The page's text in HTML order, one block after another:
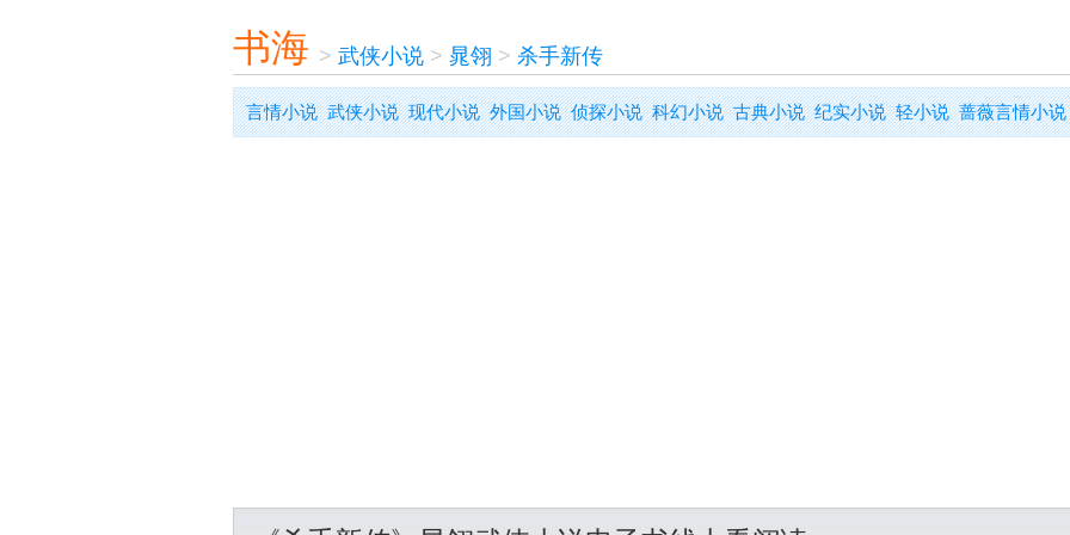
书海 > 武侠小说> 晁翎 > 杀手新传
言情小说 武侠小说 现代小说 外国小说 侦探小说 科幻小说 古典小说 纪实小说 轻小说 蔷薇言情小说